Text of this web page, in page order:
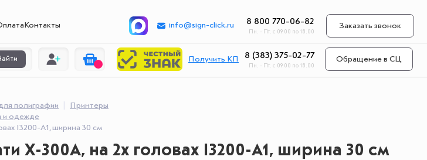
Контакты info@sign-click.ru 8 800 770-06-82
Пн. - Пт. с 09.00 по 18.00
Заказать звонок
Получить КП 8 (383) 375-02-77
Пн. - Пт. с 09.00 по 18.00
Обращение в СЦ
полиграфии
Принтеры
и одежде
I3200-A1, ширина 30 см
X-300A, на 2х головах I3200-A1, ширина 30 см